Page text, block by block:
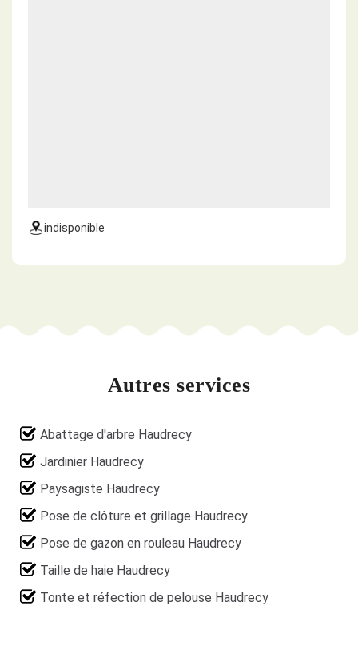
indisponible
Autres services
Abattage d'arbre Haudrecy
Jardinier Haudrecy
Paysagiste Haudrecy
Pose de clôture et grillage Haudrecy
Pose de gazon en rouleau Haudrecy
Taille de haie Haudrecy
Tonte et réfection de pelouse Haudrecy